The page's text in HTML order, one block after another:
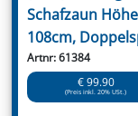
Schafzaun
108cm,
Artnr: 61384
€ 99.90
(Preis inkl. 20% USt.)